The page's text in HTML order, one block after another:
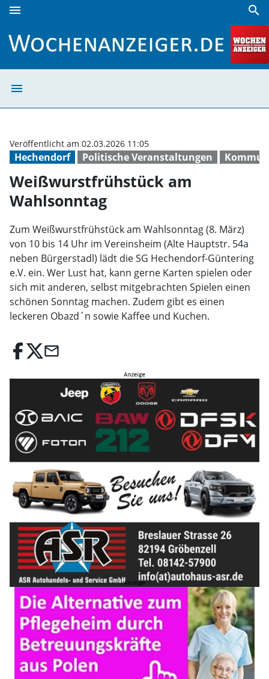
menu search
menu
Hechendorf Politische Veranstaltungen
Veröffentlicht am 02.03.2026 11:05
Weißwurstfrühstück am
Wahlsonntag
Zum Weißwurstfrühstück am Wahlsonntag (8. März)
von 10 bis 14 Uhr im Vereinsheim (Alte Hauptstr. 54a
neben Bürgerstadl) lädt die SG Hechendorf-Güntering
e.V. ein. Wer Lust hat, kann gerne Karten spielen oder
sich mit anderen, selbst mitgebrachten Spielen einen
schönen Sonntag machen. Zudem gibt es einen
leckeren Obazd´n sowie Kaffee und Kuchen.
email